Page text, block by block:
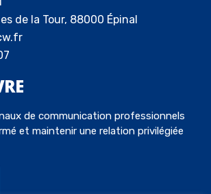
de la Tour, 88000 Épinal
de communication professionnels
et maintenir une relation privilégiée